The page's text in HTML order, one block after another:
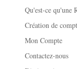
Qu'est-ce qu'une
Création de
Mon Compte
Contactez-nous